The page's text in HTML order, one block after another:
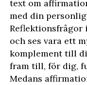
text om
med din
Reflektionsfrågor
och ses vara ett
komplement till
fram till, för dig,
Medans